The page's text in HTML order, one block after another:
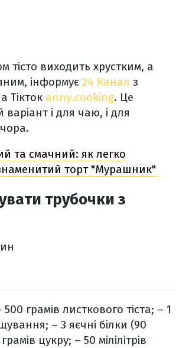
тісто виходить хрустким, а
інформує 24 Канал з
Тікток anny.cooking. Це
варіант і для чаю, і для
та смачний: як легко
торт "Мурашник"
трубочки з
500 грамів листкового тіста; – 1
– 3 яєчні білки (90
цукру; – 50 мілілітрів